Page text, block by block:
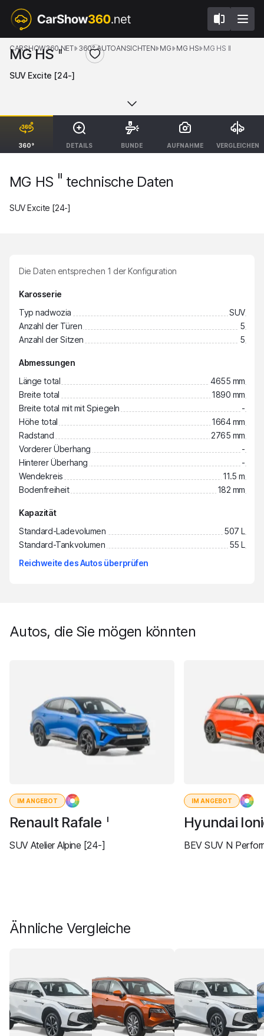
360° DETAILS BUNDE AUFNAHME VERGLEICHEN
CARSHOW360.NET 360° AUTOANSICHTEN MG MG HS MG HS II
MG HS II
SUV Excite [24-]
MG HS II technische Daten
SUV Excite [24-]
Die Daten entsprechen 1 der Konfiguration
Karosserie
Typ nadwozia
SUV
Anzahl der Türen
5
Anzahl der Sitzen
5
Abmessungen
Länge total
4655 mm
Breite total
1890 mm
Breite total mit mit Spiegeln
-
Höhe total
1664 mm
Radstand
2765 mm
Vorderer Überhang
-
Hinterer Überhang
-
Wendekreis
11.5 m
Bodenfreiheit
182 mm
Kapazität
Standard-Ladevolumen
507 L
Standard-Tankvolumen
55 L
Reichweite des Autos überprüfen
Autos, die Sie mögen könnten
IM ANGEBOT
Renault Rafale I
SUV Atelier Alpine [24-]
IM ANGEBOT
Hyundai
BEV SUV N
Ähnliche Vergleiche